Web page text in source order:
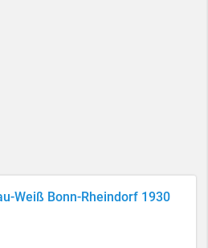
Weiß Bonn-Rheindorf 1930